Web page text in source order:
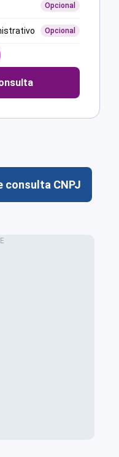
Opcional
Opcional
consulta CNPJ